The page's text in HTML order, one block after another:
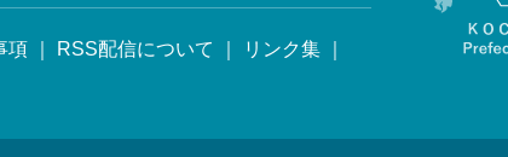
項 RSS配信について リンク集